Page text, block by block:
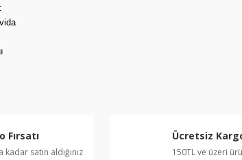
Fırsatı
kadar satın aldığınız
Ücretsiz
150TL ve üzeri